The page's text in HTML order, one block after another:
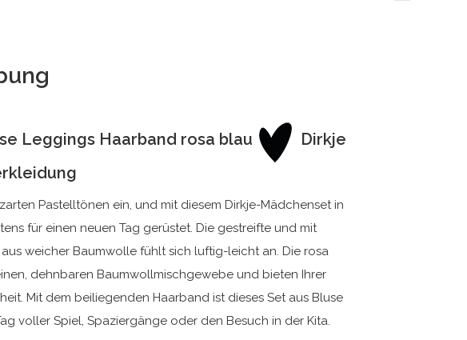
Leggings Haarband rosa blau
Dirkje
Pastelltönen ein, und mit diesem Dirkje-Mädchenset in
für einen neuen Tag gerüstet. Die gestreifte und mit
weicher Baumwolle fühlt sich luftig-leicht an. Die rosa
dehnbaren Baumwollmischgewebe und bieten Ihrer
Mit dem beiliegenden Haarband ist dieses Set aus Bluse
voller Spiel, Spaziergänge oder den Besuch in der Kita.